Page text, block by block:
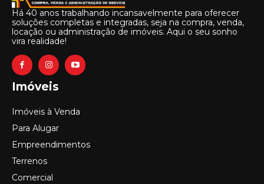
Há 40 anos trabalhando incansavelmente para oferecer
soluções completas e integradas, seja na compra, venda,
locação ou administração de imóveis. Aqui o seu sonho
vira realidade!
Imóveis
Imóveis à Venda
Para Alugar
Empreendimentos
Terrenos
Comercial